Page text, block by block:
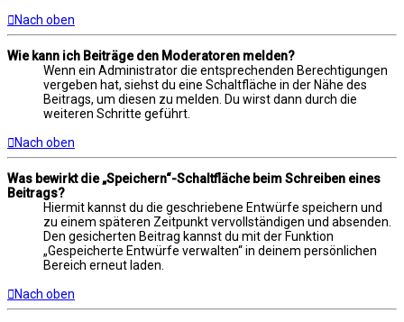
Nach oben
Wie kann ich Beiträge den Moderatoren melden?
Wenn ein Administrator die entsprechenden Berechtigungen
vergeben hat, siehst du eine Schaltfläche in der Nähe des
Beitrags, um diesen zu melden. Du wirst dann durch die
weiteren Schritte geführt.
Nach oben
Was bewirkt die „Speichern“-Schaltfläche beim Schreiben eines
Beitrags?
Hiermit kannst du die geschriebene Entwürfe speichern und
zu einem späteren Zeitpunkt vervollständigen und absenden.
Den gesicherten Beitrag kannst du mit der Funktion
„Gespeicherte Entwürfe verwalten“ in deinem persönlichen
Bereich erneut laden.
Nach oben